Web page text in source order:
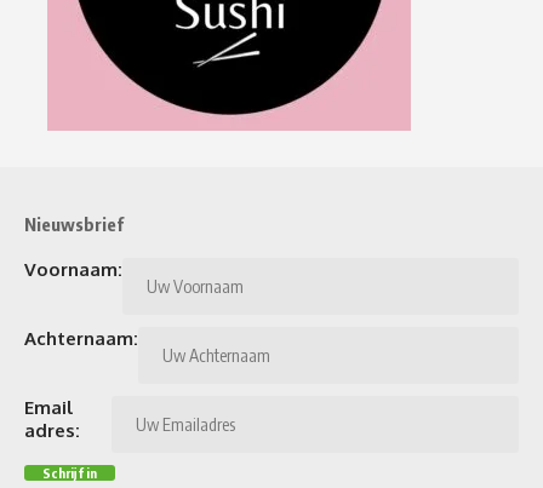
Nieuwsbrief
Voornaam:
Achternaam:
Email
adres: